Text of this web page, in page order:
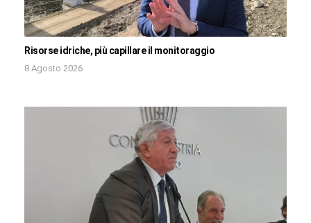
Risorse idriche, più capillare il monitoraggio
8 Agosto 2026